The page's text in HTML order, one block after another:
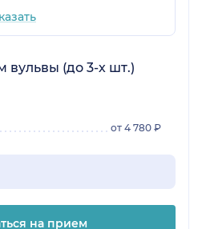
вульвы (до 3-х шт.)
от 4 780 ₽
на прием